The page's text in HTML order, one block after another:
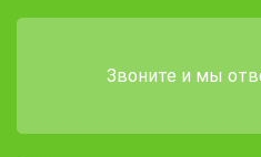
Звоните и мы